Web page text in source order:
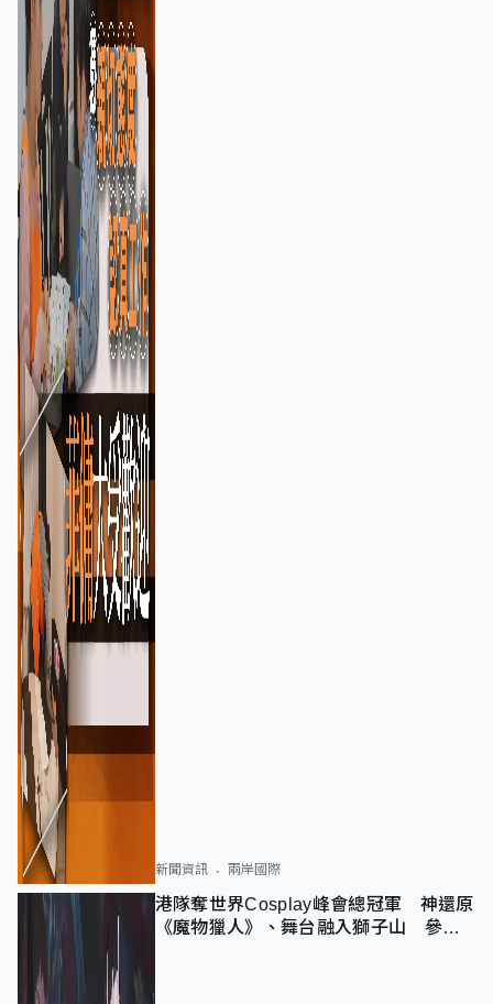
新聞資訊 兩岸國際
港隊奪世界Cosplay峰會總冠軍 神還原
《魔物獵人》、舞台融入獅子山 參賽